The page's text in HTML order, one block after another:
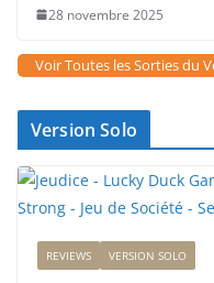
28 novembre 2025
Voir Toutes les Sorties du
Version Solo
REVIEWS VERSION SOLO